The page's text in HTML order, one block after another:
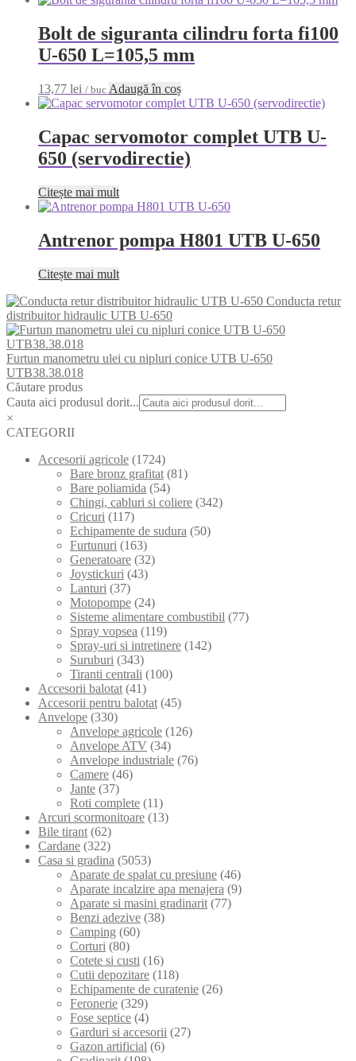
Bolt de siguranta cilindru forta fi100
U-650 L=105,5 mm
13,77 lei / buc Adaugă în coș
Capac servomotor complet UTB U-
650 (servodirectie)
Citește mai mult
Antrenor pompa H801 UTB U-650
Citește mai mult
Conducta retur
distribuitor hidraulic UTB U-650
Furtun manometru ulei cu nipluri conice UTB U-650
UTB38.38.018
Căutare produs
Cauta aici produsul dorit...
×
CATEGORII
Accesorii agricole (1724)
Bare bronz grafitat (81)
Bare poliamida (54)
Chingi, cabluri si coliere (342)
Cricuri (117)
Echipamente de sudura (50)
Furtunuri (163)
Generatoare (32)
Joystickuri (43)
Lanturi (37)
Motopompe (24)
Sisteme alimentare combustibil (77)
Spray vopsea (119)
Spray-uri si intretinere (142)
Suruburi (343)
Tiranti centrali (100)
Accesorii balotat (41)
Accesorii pentru balotat (45)
Anvelope (330)
Anvelope agricole (126)
Anvelope ATV (34)
Anvelope industriale (76)
Camere (46)
Jante (37)
Roti complete (11)
Arcuri scormonitoare (13)
Bile tirant (62)
Cardane (322)
Casa si gradina (5053)
Aparate de spalat cu presiune (46)
Aparate incalzire apa menajera (9)
Aparate si masini gradinarit (77)
Benzi adezive (38)
Camping (60)
Corturi (80)
Cotete si custi (16)
Cutii depozitare (118)
Echipamente de curatenie (26)
Feronerie (329)
Fose septice (4)
Garduri si accesorii (27)
Gazon artificial (6)